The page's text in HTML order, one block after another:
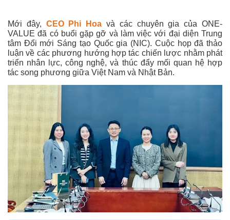
Mới đây, CEO Phi Hoa và các chuyên gia của ONE-
VALUE đã có buổi gặp gỡ và làm việc với đại diện Trung
tâm Đổi mới Sáng tạo Quốc gia (NIC). Cuộc họp đã thảo
luận về các phương hướng hợp tác chiến lược nhằm phát
triển nhân lực, công nghệ, và thúc đẩy mối quan hệ hợp
tác song phương giữa Việt Nam và Nhật Bản.